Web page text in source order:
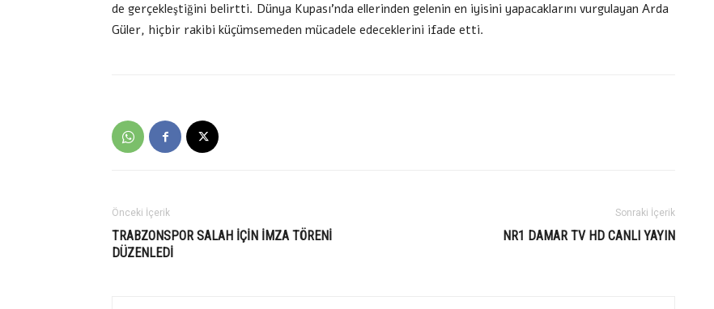
de gerçekleştiğini belirtti. Dünya Kupası’nda ellerinden gelenin en iyisini yapacaklarını vurgulayan Arda
Güler, hiçbir rakibi küçümsemeden mücadele edeceklerini ifade etti.
Önceki İçerik
TRABZONSPOR SALAH İÇİN İMZA TÖRENİ
DÜZENLEDİ
Sonraki İçerik
NR1 DAMAR TV HD CANLI YAYIN